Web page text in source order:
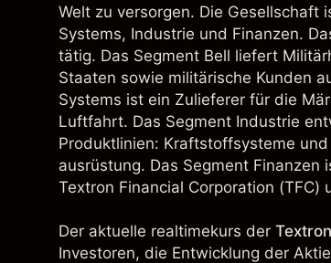
Welt zu versorgen. Die Gesellschaft
Systems, Industrie und Finanzen.
tätig. Das Segment Bell liefert
Staaten sowie militärische Kunden
Systems ist ein Zulieferer für die
Luftfahrt. Das Segment Industrie
Produktlinien: Kraftstoffsysteme
ausrüstung. Das Segment
Textron Financial Corporation
Der aktuelle realtimekurs der
Investoren, die Entwicklung der